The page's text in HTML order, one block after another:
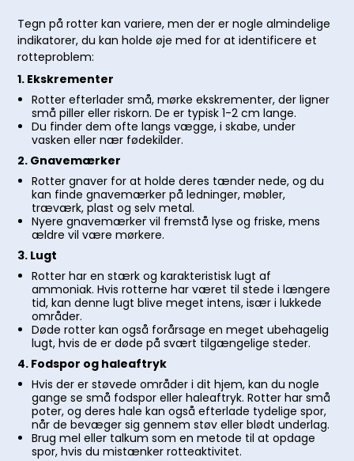
Tegn på rotter kan variere, men der er nogle almindelige
indikatorer, du kan holde øje med for at identificere et
rotteproblem:
1. Ekskrementer
Rotter efterlader små, mørke ekskrementer, der ligner
små piller eller riskorn. De er typisk 1-2 cm lange.
Du finder dem ofte langs vægge, i skabe, under
vasken eller nær fødekilder.
2. Gnavemærker
Rotter gnaver for at holde deres tænder nede, og du
kan finde gnavemærker på ledninger, møbler,
træværk, plast og selv metal.
Nyere gnavemærker vil fremstå lyse og friske, mens
ældre vil være mørkere.
3. Lugt
Rotter har en stærk og karakteristisk lugt af
ammoniak. Hvis rotterne har været til stede i længere
tid, kan denne lugt blive meget intens, især i lukkede
områder.
Døde rotter kan også forårsage en meget ubehagelig
lugt, hvis de er døde på svært tilgængelige steder.
4. Fodspor og haleaftryk
Hvis der er støvede områder i dit hjem, kan du nogle
gange se små fodspor eller haleaftryk. Rotter har små
poter, og deres hale kan også efterlade tydelige spor,
når de bevæger sig gennem støv eller blødt underlag.
Brug mel eller talkum som en metode til at opdage
spor, hvis du mistænker rotteaktivitet.